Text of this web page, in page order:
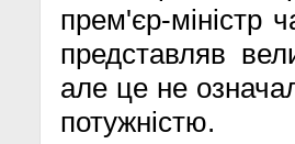
прем'єр-міністр
представляв
але це не
потужністю.